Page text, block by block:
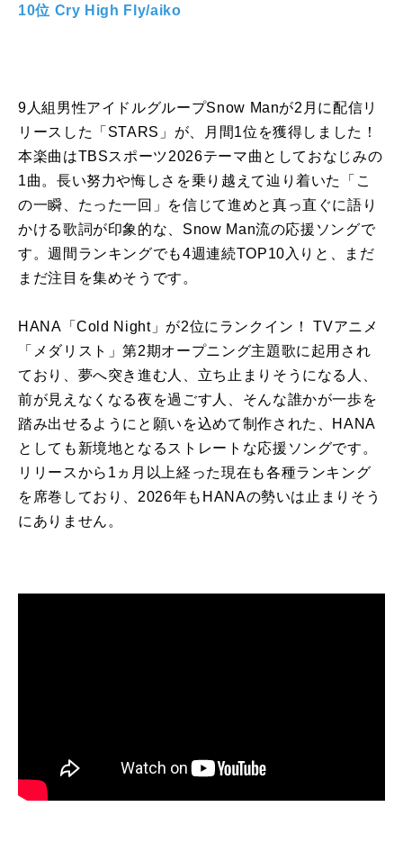
10位 Cry High Fly/aiko
9人組男性アイドルグループSnow Manが2 月に配信リ
リースした「 STARS 」が、月間1位を獲得しました！
本楽曲はTBSスポーツ2026テーマ曲としておなじみの
1曲。長い努力や悔しさを乗り越えて辿り着いた「こ
の一瞬、たった一回」を信じて進めと真っ直ぐに語り
かける歌詞が印象的な、 Snow Man流の応援ソングで
す。週間ランキングでも4週連続TOP10 入りと、まだ
まだ注目を集めそうです。
HANA「Cold Night」が2位にランクイン！ TVアニメ
「メダリスト」第2期オープニング主題歌に起用され
ており、夢へ突き進む人、立ち止まりそうになる人、
前が見えなくなる夜を過ごす人、そんな誰かが一歩を
踏み出せるようにと願いを込めて制作された、 HANA
としても新境地となるストレートな応援ソングです。
リリースから 1 ヵ月以上経った現在も各種ランキング
を席巻しており、 2026年も HANAの勢いは止まりそう
にありません。